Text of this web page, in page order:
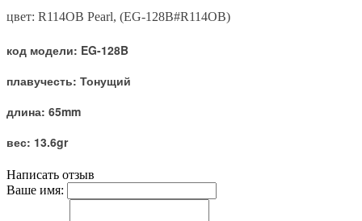
цвет: R114OB Pearl, (EG-128B#R114OB)
код модели: EG-128B
плавучесть: Тонущий
длина: 65mm
вес: 13.6gr
Написать отзыв
Ваше имя: